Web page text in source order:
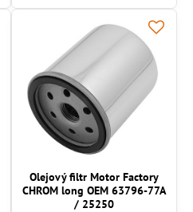
Olejový filtr Motor Factory
CHROM long OEM 63796-77A
/ 25250